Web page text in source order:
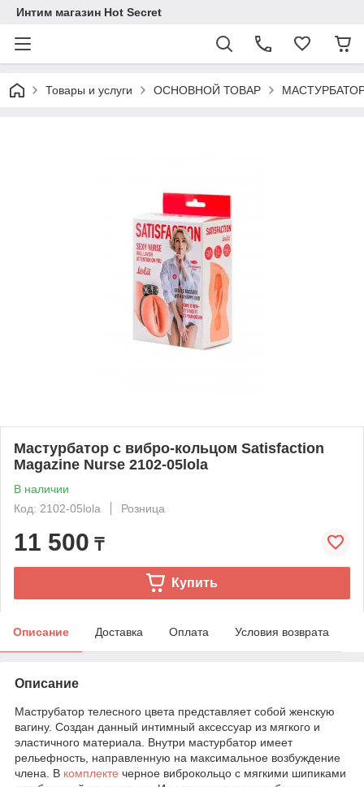
Интим магазин Hot Secret
Товары и услуги ОСНОВНОЙ ТОВАР
Мастурбатор с вибро-кольцом Satisfaction
Magazine Nurse 2102-05lola
В наличии
Код: 2102-05lola
Розница
11 500 ₸
Купить
Описание Доставка Оплата Условия возврата
Описание
Маструбатор телесного цвета представляет собой женскую
вагину. Создан данный интимный аксессуар из мягкого и
эластичного материала. Внутри мастурбатор имеет
рельефность, направленную на максимальное возбуждение
члена. В комплекте черное виброкольцо с мягкими шипиками